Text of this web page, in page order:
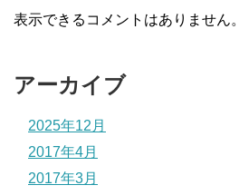
表示できるコメントはありません。
アーカイブ
2025年12月
2017年4月
2017年3月